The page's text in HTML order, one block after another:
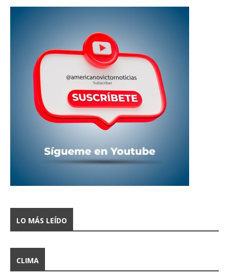
LO MÁS LEÍDO
CLIMA